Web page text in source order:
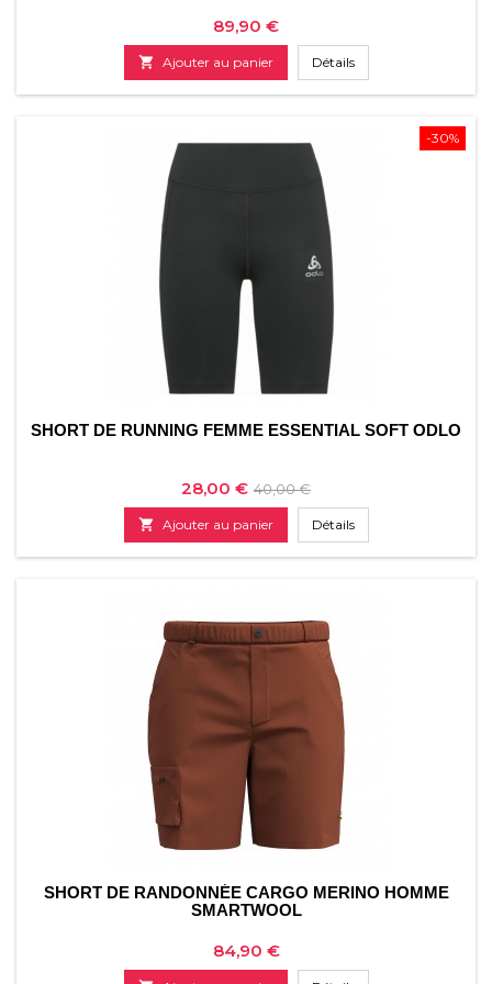
Prix
89,90 €
 Ajouter au panier Détails
-30%
SHORT DE RUNNING FEMME ESSENTIAL SOFT ODLO
Prix
28,00 € Prix
de
base
40,00 €
 Ajouter au panier Détails
SHORT DE RANDONNÉE CARGO MERINO HOMME
SMARTWOOL
Prix
84,90 €